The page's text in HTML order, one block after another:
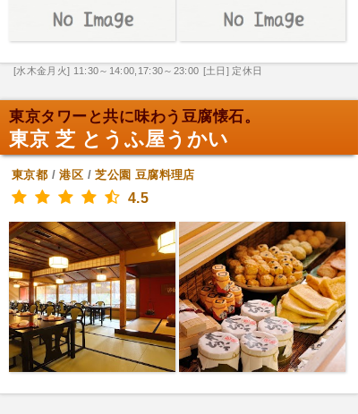
[水木金月火] 11:30～14:00,17:30～23:00 [土日] 定休日
東京タワーと共に味わう豆腐懐石。
東京 芝 とうふ屋うかい
東京都 /港区 /芝公園 豆腐料理店
4.5